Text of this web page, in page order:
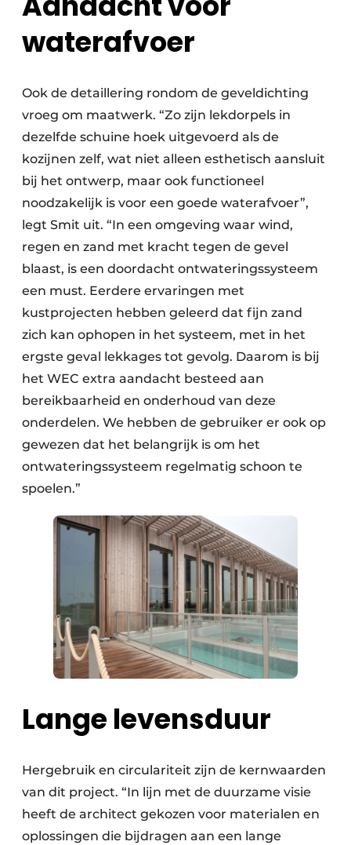
waterafvoer
Ook de detaillering rondom de geveldichting
vroeg om maatwerk. “Zo zijn lekdorpels in
dezelfde schuine hoek uitgevoerd als de
kozijnen zelf, wat niet alleen esthetisch aansluit
bij het ontwerp, maar ook functioneel
noodzakelijk is voor een goede waterafvoer”,
legt Smit uit. “In een omgeving waar wind,
regen en zand met kracht tegen de gevel
blaast, is een doordacht ontwateringssysteem
een must. Eerdere ervaringen met
kustprojecten hebben geleerd dat fijn zand
zich kan ophopen in het systeem, met in het
ergste geval lekkages tot gevolg. Daarom is bij
het WEC extra aandacht besteed aan
bereikbaarheid en onderhoud van deze
onderdelen. We hebben de gebruiker er ook op
gewezen dat het belangrijk is om het
ontwateringssysteem regelmatig schoon te
spoelen.”
Lange levensduur
Hergebruik en circulariteit zijn de kernwaarden
van dit project. “In lijn met de duurzame visie
heeft de architect gekozen voor materialen en
oplossingen die bijdragen aan een lange